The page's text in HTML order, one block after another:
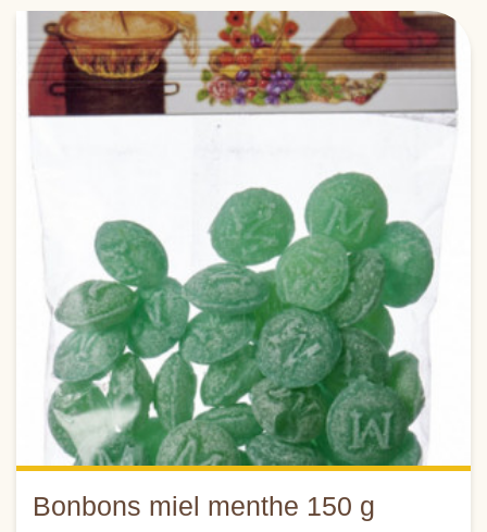
Bonbons miel menthe 150 g